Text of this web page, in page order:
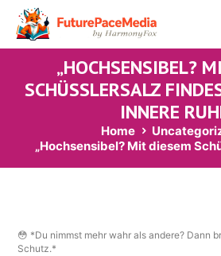
„HOCHSENSIBEL?
SCHÜSSLERSALZ
NNERE
Home
„Hochsensibel? Mit diesem
😳 *Du nimmst mehr wahr als andere? Dann
Schutz.*